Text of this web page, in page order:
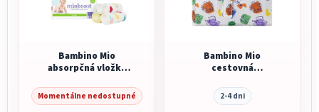
Bambino Mio
absorpčná vložka
Momentálne nedostupné
Bambino Mio
cestovná
podložka 60x43
Brave
2-4 dni